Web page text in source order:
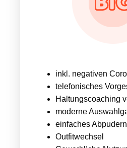
inkl. negativen
telefonisches
Haltungscoaching
moderne
einfaches Abpudern
Outfitwechsel